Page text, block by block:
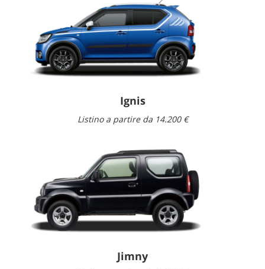
Ignis
Listino a partire da 14.200 €
Jimny